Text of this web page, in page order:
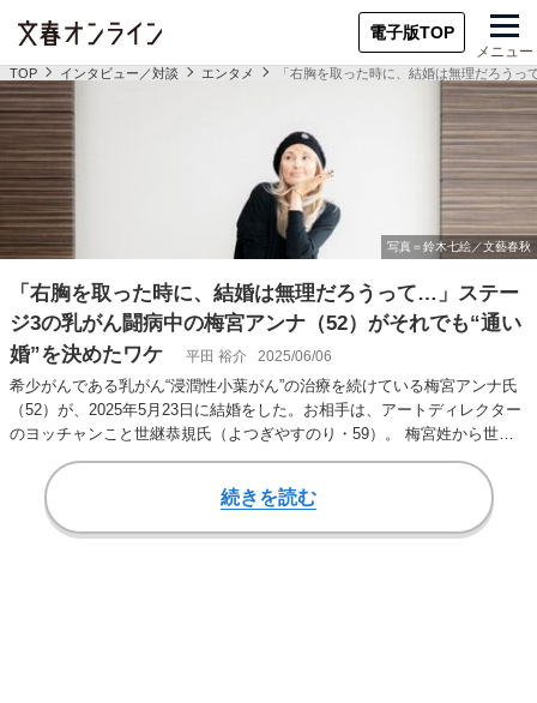
電子版TOP
メニュー
TOP インタビュー／対談 エンタメ 「右胸を取った時に、結婚は無理だろう
「右胸を取った時に、結婚は無理だろうって…」ステー
ジ3の乳がん闘病中の梅宮アンナ（52）がそれでも“通い
婚”を決めたワケ
平田 裕介 2025/06/06
希少がんである乳がん“浸潤性小葉がん”の治療を続けている梅宮アンナ氏
（52）が、2025年5月23日に結婚をした。お相手は、アートディレクター
のヨッチャンこと世継恭規氏（よつぎやすのり・59）。 梅宮姓から世継
続きを読む